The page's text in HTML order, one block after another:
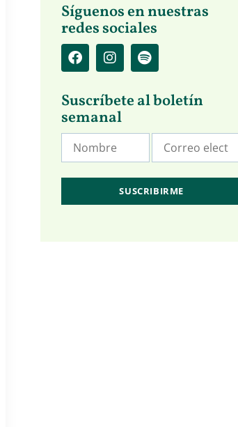
Síguenos en nuestras
redes sociales
Suscríbete al boletín
semanal